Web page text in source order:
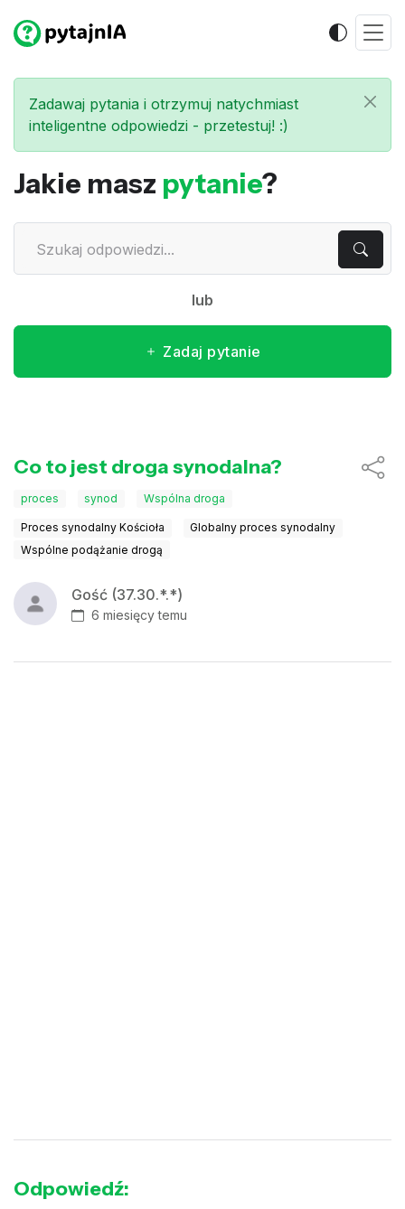
Zadawaj pytania i otrzymuj natychmiast
inteligentne odpowiedzi - przetestuj! :)
Jakie masz pytanie?
lub
Zadaj pytanie
Co to jest droga synodalna?
proces synod Wspólna droga
Proces synodalny Kościoła
Globalny proces synodalny
Wspólne podążanie drogą
Gość (37.30.*.*)
6 miesięcy temu
Odpowiedź: